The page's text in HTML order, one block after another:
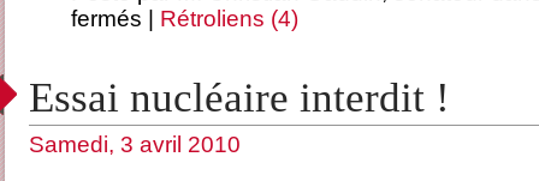
fermés
Rétroliens (4)
Essai nucléaire interdit !
Samedi, 3 avril 2010